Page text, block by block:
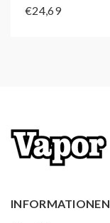
Luftzug:
€24,69
INFORMATIONEN